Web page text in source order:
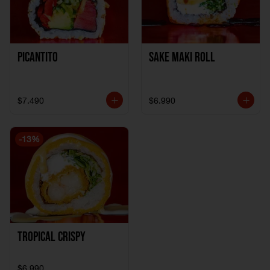
Picantito
$7.490
Sake Maki Roll
$6.990
-13%
Tropical crispy